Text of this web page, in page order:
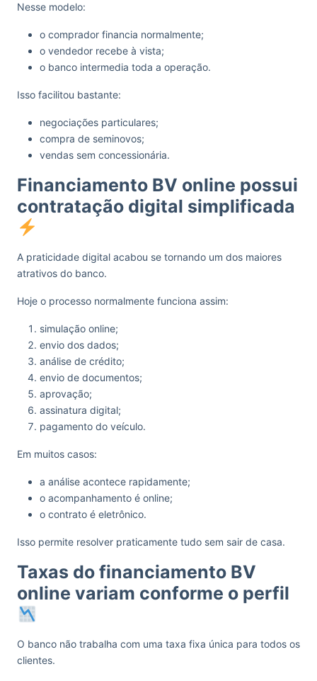
Nesse modelo:
o comprador financia normalmente;
o vendedor recebe à vista;
o banco intermedia toda a operação.
Isso facilitou bastante:
negociações particulares;
compra de seminovos;
vendas sem concessionária.
Financiamento BV online possui
contratação digital simplificada
A praticidade digital acabou se tornando um dos maiores
atrativos do banco.
Hoje o processo normalmente funciona assim:
simulação online;
envio dos dados;
análise de crédito;
envio de documentos;
aprovação;
assinatura digital;
pagamento do veículo.
Em muitos casos:
a análise acontece rapidamente;
o acompanhamento é online;
o contrato é eletrônico.
Isso permite resolver praticamente tudo sem sair de casa.
Taxas do financiamento BV
online variam conforme o perfil
O banco não trabalha com uma taxa fixa única para todos os
clientes.